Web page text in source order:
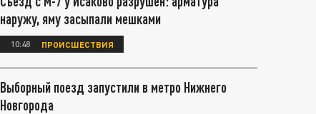
наружу, яму засыпали мешками
10:48 ПРОИСШЕСТВИЯ
Выборный поезд запустили в метро Нижнего
Новгорода